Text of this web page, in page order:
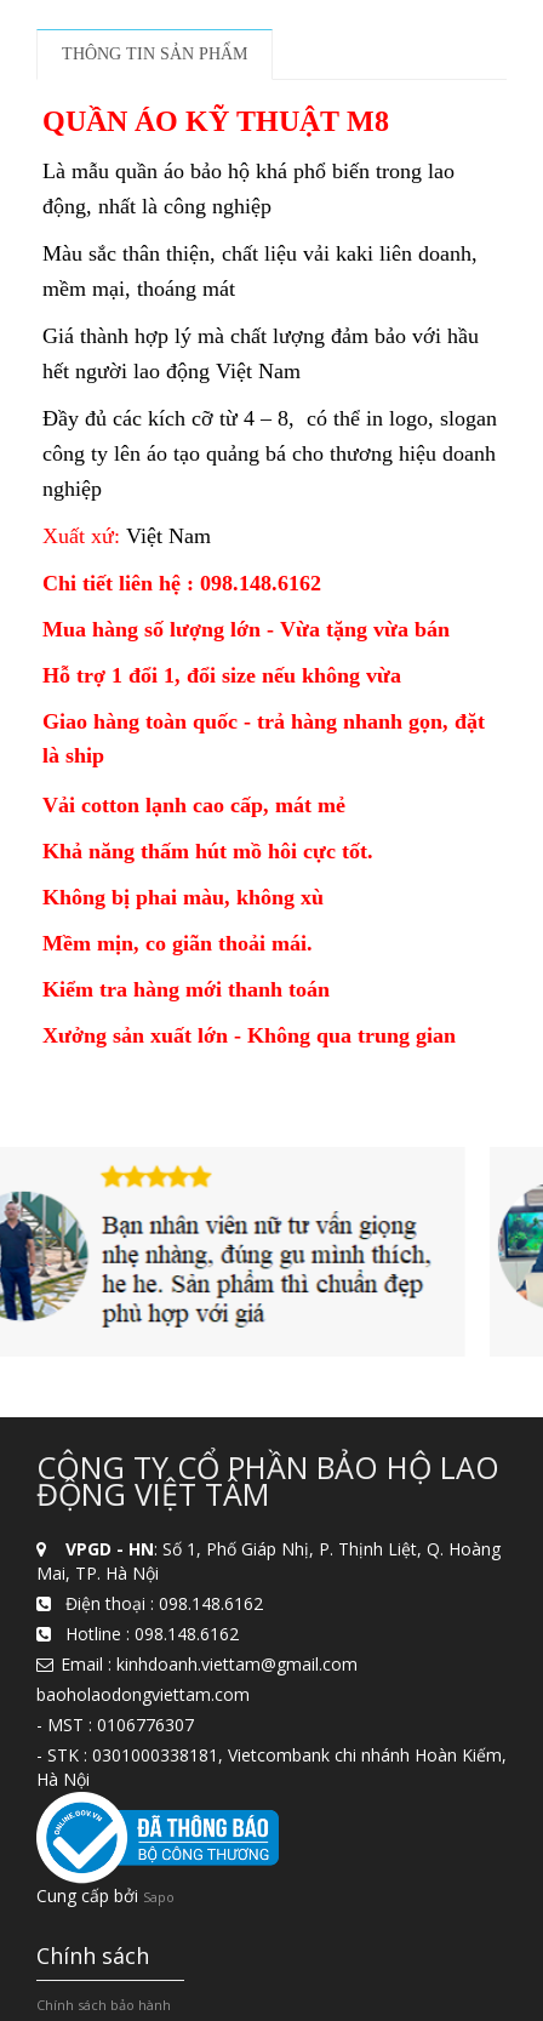
THÔNG TIN SẢN PHẨM
QUẦN ÁO KỸ THUẬT M8
Là mẫu quần áo bảo hộ khá phổ biến trong lao
động, nhất là công nghiệp
Màu sắc thân thiện, chất liệu vải kaki liên doanh,
mềm mại, thoáng mát
Giá thành hợp lý mà chất lượng đảm bảo với hầu
hết người lao động Việt Nam
Đầy đủ các kích cỡ từ 4 – 8, có thể in logo, slogan
công ty lên áo tạo quảng bá cho thương hiệu doanh
nghiệp
Xuất xứ: Việt Nam
Chi tiết liên hệ : 098.148.6162
Mua hàng số lượng lớn - Vừa tặng vừa bán
Hỗ trợ 1 đổi 1, đổi size nếu không vừa
Giao hàng toàn quốc - trả hàng nhanh gọn, đặt
là ship
Vải cotton lạnh cao cấp, mát mẻ
Khả năng thấm hút mồ hôi cực tốt.
Không bị phai màu, không xù
Mềm mịn, co giãn thoải mái.
Kiểm tra hàng mới thanh toán
Xưởng sản xuất lớn - Không qua trung gian
CÔNG TY CỔ PHẦN BẢO HỘ LAO
ĐỘNG VIỆT TÂM
VPGD - HN: Số 1, Phố Giáp Nhị, P. Thịnh Liệt, Q. Hoàng
Mai, TP. Hà Nội
Điện thoại : 098.148.6162
Hotline : 098.148.6162
Email : kinhdoanh.viettam@gmail.com
baoholaodongviettam.com
- MST : 0106776307
- STK : 0301000338181, Vietcombank chi nhánh Hoàn Kiếm,
Hà Nội
Cung cấp bởi Sapo
Chính sách
Chính sách bảo hành